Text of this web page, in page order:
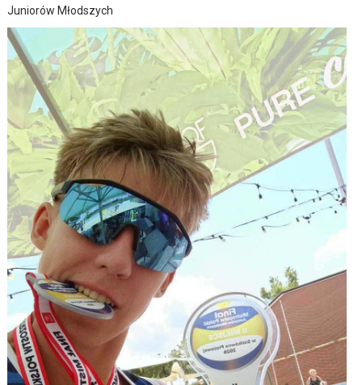
Juniorów Młodszych